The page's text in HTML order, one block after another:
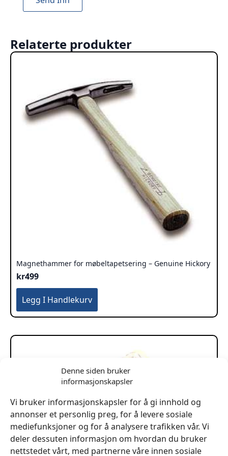
Denne siden bruker
informasjonskapsler
Vi bruker informasjonskapsler for å gi innhold og
annonser et personlig preg, for å levere sosiale
mediefunksjoner og for å analysere trafikken vår. Vi
deler dessuten informasjon om hvordan du bruker
nettstedet vårt, med partnerne våre innen sosiale
Relaterte produkter
Magnethammer for møbeltapetsering – Genuine Hickory
kr499
Legg I Handlekurv